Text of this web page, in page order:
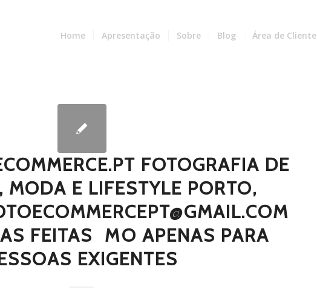
Home Apresentação Sobre Blog Área de Cliente
FOTOGRAFIA DE
MODA E LIFESTYLE PORTO,
FEITAS  MO APENAS PARA
EXIGENTES